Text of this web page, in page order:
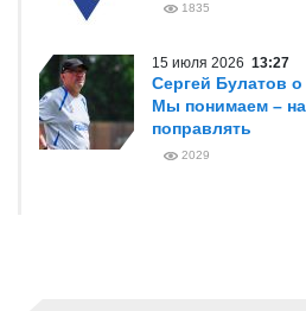
1835
15 июля 2026 13:27
Сергей Булатов
Мы понимаем –
поправлять
2029